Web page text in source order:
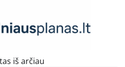
iš arčiau